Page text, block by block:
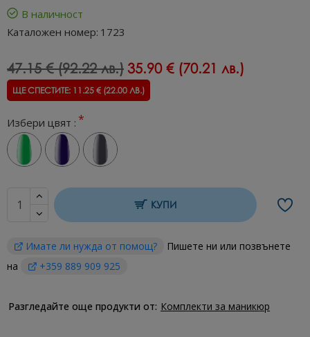
В наличност
Каталожен номер: 1723
35.90 € (70.21 лв.)
47.15 € (92.22 лв.)
ЩЕ СПЕСТИТЕ: 11.25 € (22.00 ЛВ.)
Избери цвят :
КУПИ
Имате ли нужда от помощ?
Пишете ни или позвънете
на
+359 889 909 925
Разгледайте още продукти от: Комплекти за маникюр